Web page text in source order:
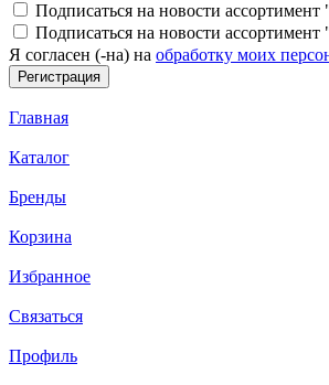
Подписаться на новости
Подписаться на новости
Я согласен (-на) на обработку моих
Главная
Каталог
Бренды
Корзина
Избранное
Связаться
Профиль